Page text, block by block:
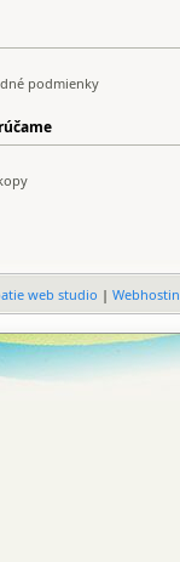
podmienky
web studio |